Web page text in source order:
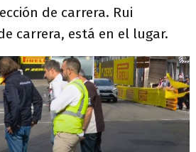
de carrera. Rui
carrera, está en el lugar.